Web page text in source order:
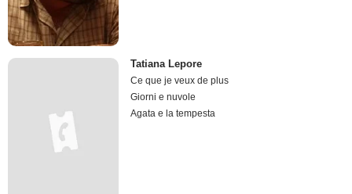
Tatiana Lepore
Ce que je veux de plus
Giorni e nuvole
Agata e la tempesta